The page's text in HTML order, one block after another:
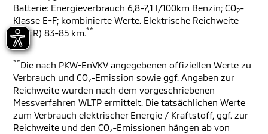
Batterie: Energieverbrauch 6,8-7,1 l/100km Benzin; CO2-
Klasse E-F; kombinierte Werte. Elektrische Reichweite
(EAER) 83-85 km.**
**Die nach PKW-EnVKV angegebenen offiziellen Werte zu
Verbrauch und CO₂-Emission sowie ggf. Angaben zur
Reichweite wurden nach dem vorgeschriebenen
Messverfahren WLTP ermittelt. Die tatsächlichen Werte
zum Verbrauch elektrischer Energie / Kraftstoff, ggf. zur
Reichweite und den CO₂-Emissionen hängen ab von